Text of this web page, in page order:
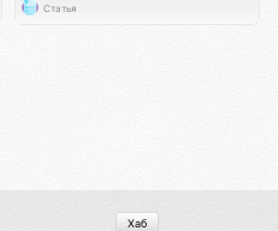
Статья
Хаб